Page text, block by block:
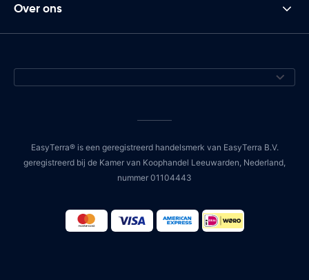
Over ons
EasyTerra® is een geregistreerd handelsmerk van EasyTerra B.V.
geregistreerd bij de Kamer van Koophandel Leeuwarden, Nederland,
nummer 01104443